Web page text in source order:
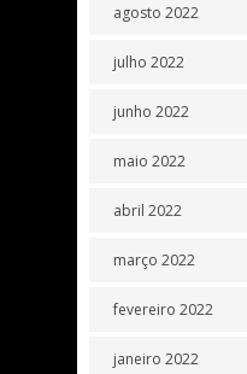
agosto 2022
julho 2022
junho 2022
maio 2022
abril 2022
março 2022
fevereiro 2022
janeiro 2022